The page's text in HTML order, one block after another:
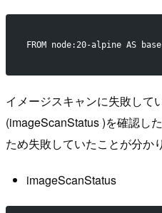
FROM node:20-alpine AS base
イメージスキャンに失敗して
(imageScanStatus )を確認し
ため失敗していたことが分か
imageScanStatus